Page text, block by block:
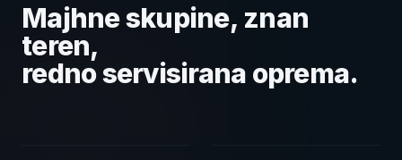
Majhne skupine, znan
teren,
redno servisirana oprema.